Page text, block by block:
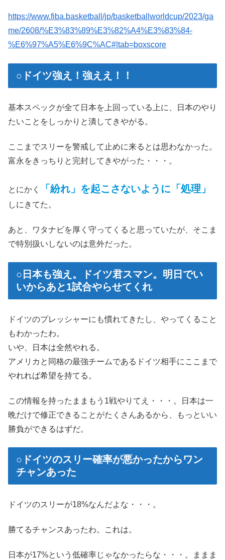
https://www.fiba.basketball/jp/basketballworldcup/2023/ga
me/2608/%E3%83%89%E3%82%A4%E3%83%84-
%E6%97%A5%E6%9C%AC#|tab=boxscore
○ドイツ強え！強ええ！！
基本スペックが全て日本を上回っている上に、日本のやり
たいことをしっかりと潰してきやがる。
ここまでスリーを警戒して止めに来るとは思わなかった。
富永をきっちりと完封してきやがった・・・。
とにかく 「紛れ」を起こさないように「処理」
しにきてた。
あと、ワタナビを厚く守ってくると思っていたが、そこま
で特別扱いしないのは意外だった。
○日本も強え。ドイツ君スマン。明日でい
いからあと1試合やらせてくれ
ドイツのプレッシャーにも慣れてきたし、やってくること
もわかったわ。
いや、日本は全然やれる。
アメリカと同格の最強チームであるドイツ相手にここまで
やれれば希望を持てる。
この情報を持ったままもう1戦やりてえ・・・。日本は一
晩だけで修正できることがたくさんあるから、もっといい
勝負ができるはずだ。
○ドイツのスリー確率が悪かったからワン
チャンあった
ドイツのスリーが18%なんだよな・・・。
勝てるチャンスあったわ。これは。
日本が17%という低確率じゃなかったらな・・・。ままま